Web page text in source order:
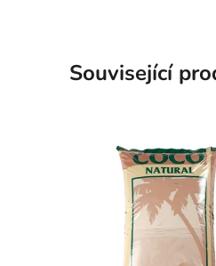
Související